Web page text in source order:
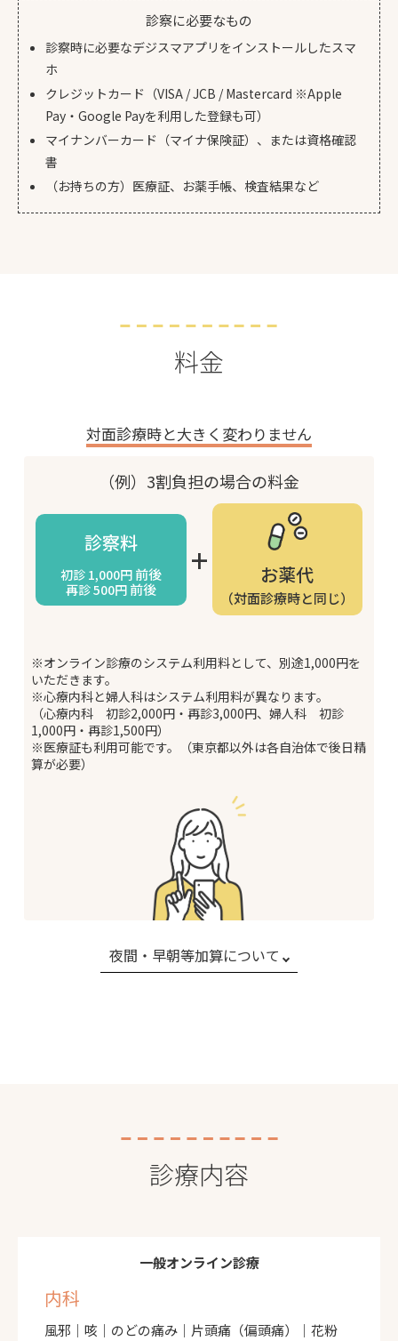
診察に必要なもの
診察時に必要なデジスマアプリをインストールしたスマ
ホ
クレジットカード（VISA / JCB / Mastercard ※Apple
Pay・Google Payを利用した登録も可）
マイナンバーカード（マイナ保険証）、または資格確認
書
（お持ちの方）医療証、お薬手帳、検査結果など
料金
対面診療時と大きく変わりません
（例）3割負担の場合の料金
診察料
初診 1,000円 前後
再診500円 前後
+ お薬代
（対面診療時と同じ）
※オンライン診療のシステム利用料として、別途1,000円を
いただきます。
※心療内科と婦人科はシステム利用料が異なります。
（心療内科 初診2,000円・再診3,000円、婦人科 初診
1,000円・再診1,500円）
※医療証も利用可能です。（東京都以外は各自治体で後日精
算が必要）
夜間・早朝等加算について
1割負担の方 50円
3割負担の方 150円
診療内容
一般オンライン診療
内科
風邪｜咳｜のどの痛み｜片頭痛（偏頭痛）｜花粉